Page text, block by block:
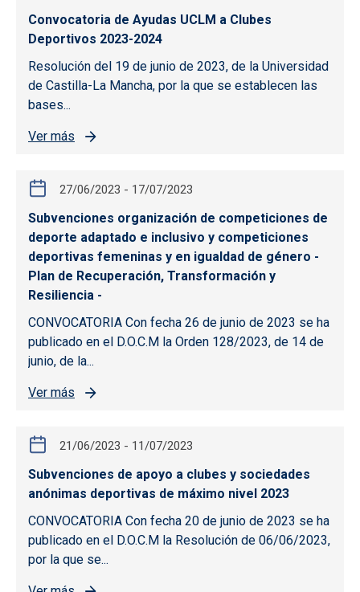
Convocatoria de Ayudas UCLM a Clubes
Deportivos 2023-2024
Resolución del 19 de junio de 2023, de la Universidad
de Castilla-La Mancha, por la que se establecen las
bases...
Ver más
27/06/2023 - 17/07/2023
Subvenciones organización de competiciones de
deporte adaptado e inclusivo y competiciones
deportivas femeninas y en igualdad de género -
Plan de Recuperación, Transformación y
Resiliencia -
CONVOCATORIA Con fecha 26 de junio de 2023 se ha
publicado en el D.O.C.M la Orden 128/2023, de 14 de
junio, de la...
Ver más
21/06/2023 - 11/07/2023
Subvenciones de apoyo a clubes y sociedades
anónimas deportivas de máximo nivel 2023
CONVOCATORIA Con fecha 20 de junio de 2023 se ha
publicado en el D.O.C.M la Resolución de 06/06/2023,
por la que se...